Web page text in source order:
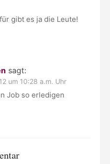
gibt es ja die Leute!
sagt:
um 10:28 a.m. Uhr
Job so erledigen